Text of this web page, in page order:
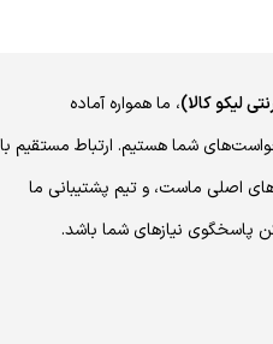
لیکو کالا)، ما همواره آماده
شما هستیم. ارتباط مستقیم با
اصلی ماست، و تیم پشتیبانی ما
پاسخگوی نیازهای شما باشد.